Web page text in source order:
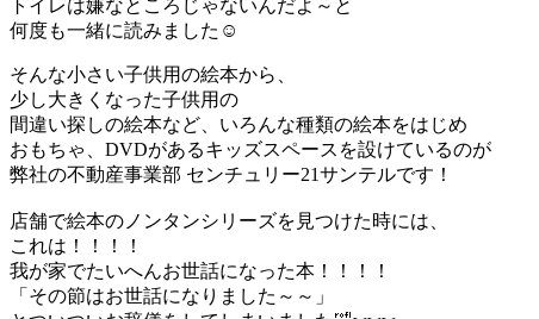
トイレは嫌なところじゃないんだよ～と
何度も一緒に読みました☺️
そんな小さい子供用の絵本から、
少し大きくなった子供用の
間違い探しの絵本など、いろんな種類の絵本をはじめ
おもちゃ、DVDがあるキッズスペースを設けているのが
弊社の不動産事業部 センチュリー21サンテルです！
店舗で絵本のノンタンシリーズを見つけた時には、
これは！！！！
我が家でたいへんお世話になった本！！！！
「その節はお世話になりました～～」